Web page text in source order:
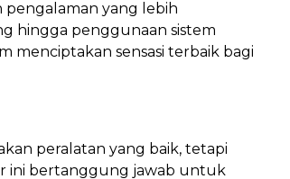
pengalaman yang lebih
hingga penggunaan sistem
menciptakan sensasi terbaik bagi
peralatan yang baik, tetapi
ini bertanggung jawab untuk